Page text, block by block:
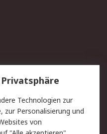
Lieferlösungen
Kontakt
Privatkunden
Technologien zur
Personalisierung und
von